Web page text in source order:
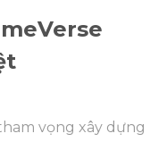
vọng xây dựng